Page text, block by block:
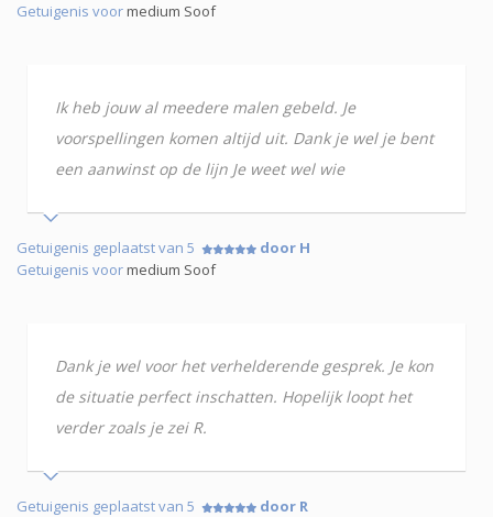
Getuigenis voormedium Soof
Ik heb jouw al meedere malen gebeld. Je
voorspellingen komen altijd uit. Dank je wel je bent
een aanwinst op de lijn Je weet wel wie
Getuigenis geplaatst van 5
door H
Getuigenis voormedium Soof
Dank je wel voor het verhelderende gesprek. Je kon
de situatie perfect inschatten. Hopelijk loopt het
verder zoals je zei R.
Getuigenis geplaatst van 5
door R